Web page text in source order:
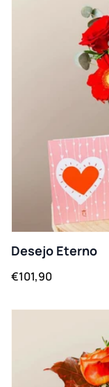
Desejo Eterno
€101,90